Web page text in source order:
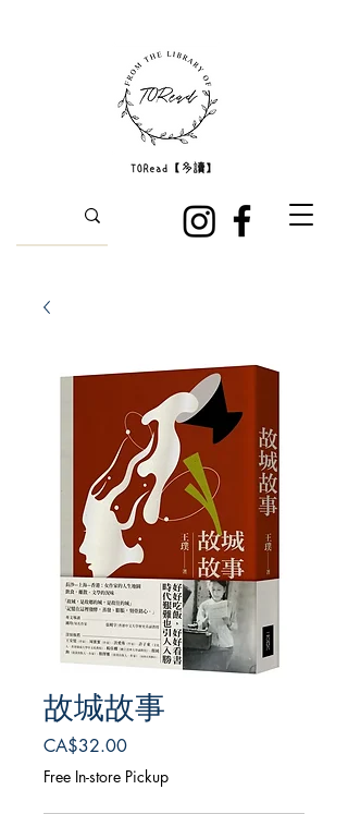
故城故事
CA$32.00Price
Free In-store Pickup